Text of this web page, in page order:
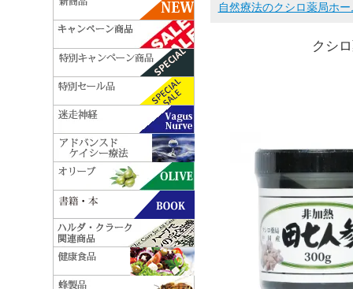
自然療法のクシロ薬局ホー
クシ